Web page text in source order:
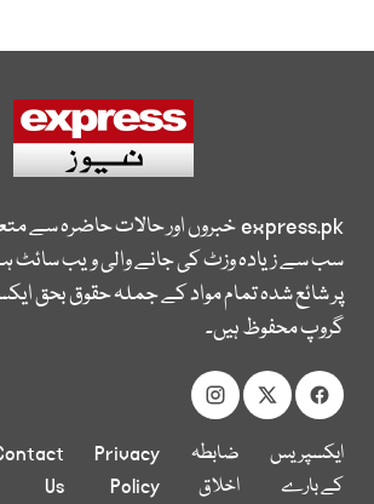
express.pkخبروں اور حالات حاضرہ سے
سب سے زیادہ وزٹ کی جانے والی ویب
پر شائع شدہ تمام مواد کے جملہ حقوق بحق
گروپ محفوظ ہیں۔
ایکسپریس
کے بارے
ضابطہ
اخلاق
Privacy
Policy
Us